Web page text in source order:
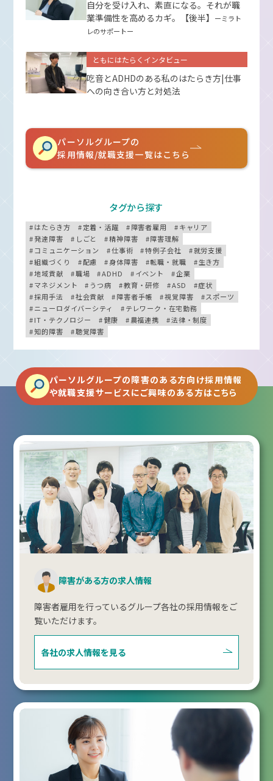
自分を受け入れ、素直になる。それが職
業準備性を高めるカギ。【後半】
ーミラト
レのサポートー
ともにはたらくインタビュー
吃音とADHDのある私のはたらき方|仕事
への向き合い方と対処法
パーソルグループの
採用情報/就職支援一覧はこちら
タグから探す
はたらき方 定着・活躍 障害者雇用
キャリア
発達障害
しごと 精神障害
障害理解
コミュニケーション
仕事術 特例子会社
就労支援
組織づくり
配慮 身体障害 転職・就職
生き方
地域貢献
職場 ADHD イベント
企業
マネジメント
うつ病 教育・研修 ASD
症状
採用手法
社会貢献 障害者手帳 視覚障害
スポーツ
ニューロダイバーシティ
テレワーク・在宅勤務
IT・テクノロジー
健康 農福連携
法律・制度
知的障害
聴覚障害
パーソルグループの障害のある方向け採用情報
や就職支援サービスにご興味のある方はこちら
障害がある方の求人情報
障害者雇用を行っているグループ各社の採用情報をご
覧いただけます。
各社の求人情報を見る